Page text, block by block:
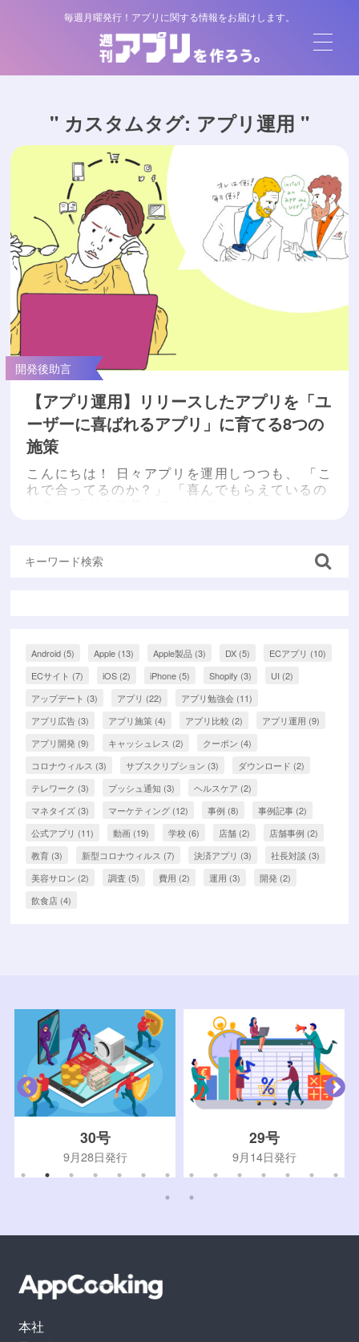
毎週月曜発行！アプリに関する情報をお届けします。
" カスタムタグ: アプリ運用 "
開発後助言
【アプリ運用】リリースしたアプリを「ユ
ーザーに喜ばれるアプリ」に育てる8つの
施策
こんにちは！ 日々アプリを運用しつつも、 「こ
れで合ってるのか？」 「喜んでもらえているの
（私も前職ではそうでした笑） 今回は、そんな
ふうに日々アプリを運用されている担当者様に
Android (5) Apple (13) Apple製品 (3) DX (5) ECアプリ (10)
ECサイト (7) iOS (2) iPhone (5) Shopify (3) UI (2)
アップデート (3) アプリ (22) アプリ勉強会 (11)
アプリ広告 (3) アプリ施策 (4) アプリ比較 (2) アプリ運用 (9)
アプリ開発 (9) キャッシュレス (2) クーポン (4)
コロナウィルス (3) サブスクリプション (3) ダウンロード (2)
テレワーク (3) プッシュ通知 (3) ヘルスケア (2)
マネタイズ (3) マーケティング (12) 事例 (8) 事例記事 (2)
公式アプリ (11) 動画 (19) 学校 (6) 店舗 (2) 店舗事例 (2)
教育 (3) 新型コロナウィルス (7) 決済アプリ (3) 社長対談 (3)
美容サロン (2) 調査 (5) 費用 (2) 運用 (3) 開発 (2)
飲食店 (4)
30号
9月28日発行
29号
9月14日発行
本社